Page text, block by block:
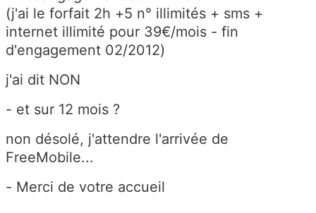
(j'ai le forfait 2h +5 n° illimités + sms +
internet illimité pour 39€/mois - fin
d'engagement 02/2012)
j'ai dit NON
- et sur 12 mois ?
non désolé, j'attendre l'arrivée de
FreeMobile...
- Merci de votre accueil